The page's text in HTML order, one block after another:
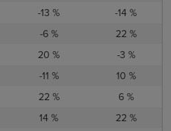
-13 %
-14 %
-6 %
22 %
20 %
-3 %
-11 %
10 %
22 %
6 %
14 %
22 %